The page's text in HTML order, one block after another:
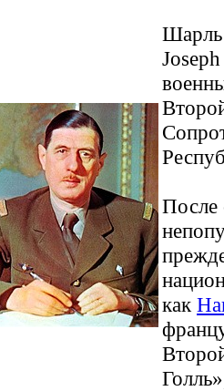
После
как